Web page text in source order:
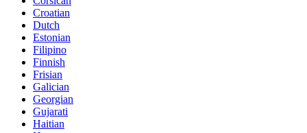
Croatian
Dutch
Estonian
Filipino
Finnish
Frisian
Galician
Georgian
Gujarati
Haitian